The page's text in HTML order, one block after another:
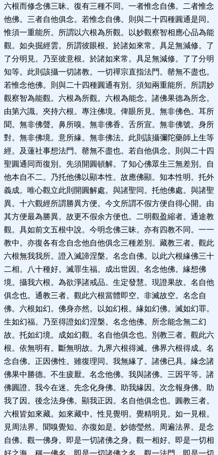
六根而修念佛三昧。復有三種不同。一者惟念自佛。二者惟念
他佛。三者自他俱念。若惟念自佛。則與二十四種圓通是同。
惟須一重能所。所謂以六根為所觀。以妙觀察智相應心品為能
觀。如央掘經雲。所謂彼眼根。於諸如來常。具足無減修。了
了分明見。乃至彼意根。於諸如來常。具足無減修。了了分明
知等。此則該攝一切諸教。一切禪宗直指法門。罄無不盡也。
若惟念他佛。則與二十四種圓通有別。須知兩重能所。所謂妙
觀察智為能觀。六根為所觀。六根為能念。諸佛果德為所念。
由第六識。夾持六根。專注佛境。俾眼所見。無非佛色。耳所
聞。無非佛聲。鼻所嗅。無非佛香。舌所宣。無非佛號。身所
對。無非佛境。意所緣。無非佛法。此則該攝彌陀藥師上生等
經。及蓮社事想法門。罄無不盡也。若自他俱念。則與二十四
聖圓通同而復別。先須開圓頓解。了知心佛眾生三無差別。自
他本自不二。乃托他佛以顯本性。故應佛顯。知本性明。托外
義成。唯心觀立此則開圓解處。與諸聖同。托他佛處。與諸聖
異。十六觀經所謂勝異方便。今文所謂不假方便自得心開。由
其方便最為勝異。故更不假余方便也。二明觀盈縮者。通途教
觀。具如前文五根中說。今明念佛三昧。亦有四教不同。一一
教中。亦復各有念自念他自他俱念三種差別。藏教三者。觀此
六根無我我所。證入滅諦涅槃。名念自佛。以此六根緣佛三十
二相。八十種好。滅罪生福。成出世因。名念他佛。緣想佛
境。攝我六根。為欲淨諸戒品。生定發慧。現證果故。名自他
俱念也。通教三者。觀此六根當體即空。非滅故空。名念自
佛。六根如幻。佛身亦然。以如幻根。緣如幻佛。滅如幻罪。
生如幻福。乃至得證如幻涅槃。名念他佛。所念能念無二幻
故。托如幻境。成如幻觀。名自他俱念也。別教三者。觀此六
根。依無明有。斷無明故。九界六根得滅。佛界六根得成。名
念自佛。正因佛性。雖復理同。我無緣了。諸佛已具。緣念諸
佛果中勝德。不生疲厭。名念他佛。我與諸佛。三因平等。諸
佛圓證。我今在迷。先念化身佛。助我緣因。次念報身佛。助
我了因。後念法身佛。顯我正因。名自他俱念也。圓教三者。
六根皆如來藏。如來藏中。性見覺明。覺精明見。如一見根。
見周法界。聞嗅覺知。亦復如是。妙德瑩然。周遍法界。是念
自佛。觀一佛身。即是一切諸佛之身。觀一相好。即是一切相